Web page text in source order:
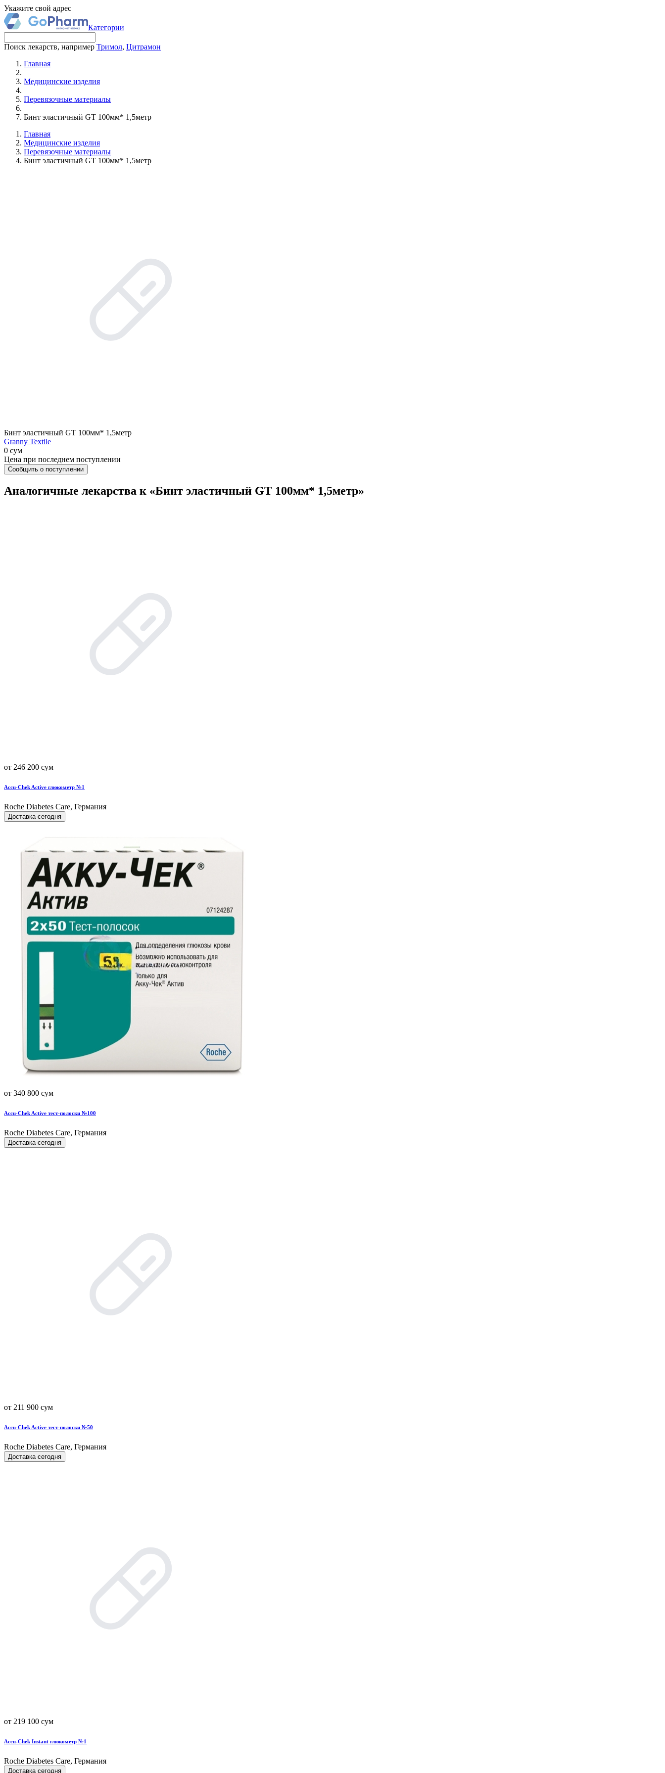
Укажите свой адрес
Категории
Поиск лекарств, например Тримол, Цитрамон
Главная
Медицинские изделия
Перевязочные материалы
Бинт эластичный GT 100мм* 1,5метр
Главная
Медицинские изделия
Перевязочные материалы
Бинт эластичный GT 100мм* 1,5метр
Бинт эластичный GT 100мм* 1,5метр
Granny Textile
0 сум
Цена при последнем поступлении
Сообщить о поступлении
Аналогичные лекарства к «Бинт эластичный GT 100мм* 1,5метр»
от 246 200 сум
Accu-Chek Active глюкометр №1
Roche Diabetes Care, Германия
Доставка сегодня
от 340 800 сум
Accu-Chek Active тест-полоски №100
Roche Diabetes Care, Германия
Доставка сегодня
от 211 900 сум
Accu-Chek Active тест-полоски №50
Roche Diabetes Care, Германия
Доставка сегодня
от 219 100 сум
Accu-Chek Instant глюкометр №1
Roche Diabetes Care, Германия
Доставка сегодня